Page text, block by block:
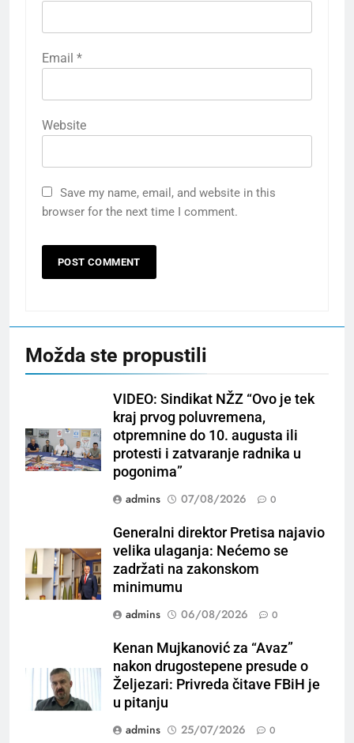
Email *
Website
Save my name, email, and website in this
browser for the next time I comment.
Možda ste propustili
VIDEO: Sindikat NŽZ “Ovo je tek
kraj prvog poluvremena,
otpremnine do 10. augusta ili
protesti i zatvaranje radnika u
pogonima”
admins
07/08/2026 0
Generalni direktor Pretisa najavio
velika ulaganja: Nećemo se
zadržati na zakonskom
minimumu
admins
06/08/2026 0
Kenan Mujkanović za “Avaz”
nakon drugostepene presude o
Željezari: Privreda čitave FBiH je
u pitanju
admins
25/07/2026 0